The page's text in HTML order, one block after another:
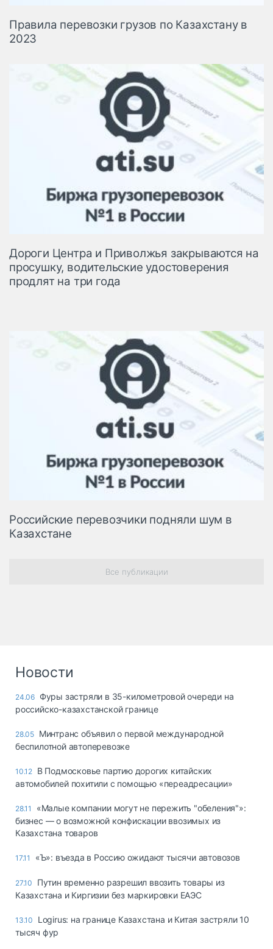
Правила перевозки грузов по Казахстану в
2023
Дороги Центра и Приволжья закрываются на
просушку, водительские удостоверения
продлят на три года
Российские перевозчики подняли шум в
Казахстане
Все публикации
Новости
24.06 Фуры застряли в 35-километровой очереди на
российско-казахстанской границе
28.05 Минтранс объявил о первой международной
беспилотной автоперевозке
10.12 В Подмосковье партию дорогих китайских
автомобилей похитили с помощью «переадресации»
28.11
«Малые компании могут не пережить "обеления"»:
бизнес — о возможной конфискации ввозимых из
Казахстана товаров
17.11 «Ъ»: въезда в Россию ожидают тысячи автовозов
27.10
Путин временно разрешил ввозить товары из
Казахстана и Киргизии без маркировки ЕАЭС
13.10
Logirus: на границе Казахстана и Китая застряли 10
тысяч фур